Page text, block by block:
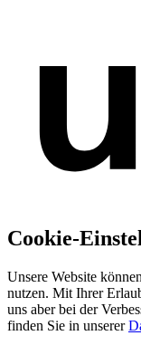
Cookie-
Unsere Website
nutzen. Mit Ihrer
uns aber bei der
finden Sie in unserer